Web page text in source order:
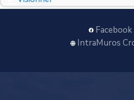
Facebook
IntraMuros